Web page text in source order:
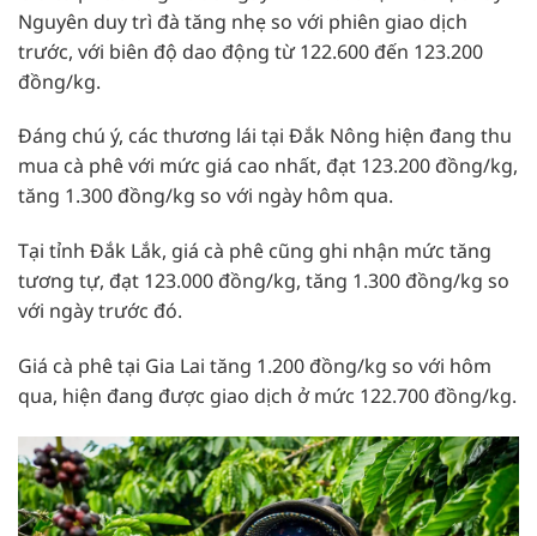
Nguyên duy trì đà tăng nhẹ so với phiên giao dịch
trước, với biên độ dao động từ 122.600 đến 123.200
đồng/kg.
Đáng chú ý, các thương lái tại Đắk Nông hiện đang thu
mua cà phê với mức giá cao nhất, đạt 123.200 đồng/kg,
tăng 1.300 đồng/kg so với ngày hôm qua.
Tại tỉnh Đắk Lắk, giá cà phê cũng ghi nhận mức tăng
tương tự, đạt 123.000 đồng/kg, tăng 1.300 đồng/kg so
với ngày trước đó.
Giá cà phê tại Gia Lai tăng 1.200 đồng/kg so với hôm
qua, hiện đang được giao dịch ở mức 122.700 đồng/kg.